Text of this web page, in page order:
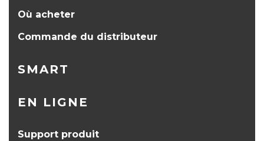
Où acheter
Commande du distributeur
SMART
EN LIGNE
Support produit